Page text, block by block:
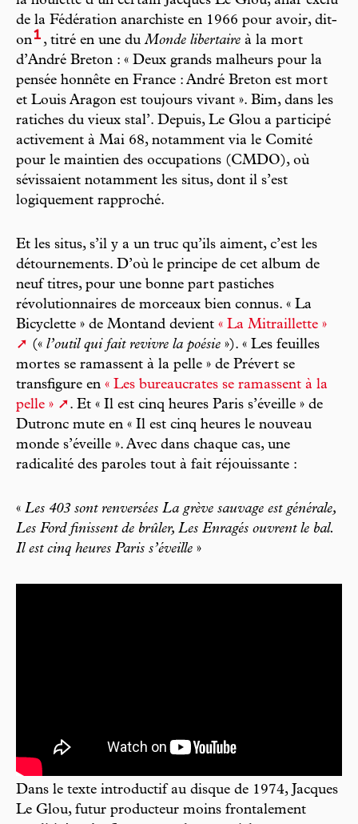
de la Fédération anarchiste en 1966 pour avoir, dit-
on1 , titré en une duMonde libertaire à la mort
d’André Breton : « Deux grands malheurs pour la
pensée honnête en France : André Breton est mort
et Louis Aragon est toujours vivant ». Bim, dans les
ratiches du vieux stal’. Depuis, Le Glou a participé
activement à Mai 68, notamment via le Comité
pour le maintien des occupations (CMDO), où
sévissaient notamment les situs, dont il s’est
logiquement rapproché.
Et les situs, s’il y a un truc qu’ils aiment, c’est les
détournements. D’où le principe de cet album de
neuf titres, pour une bonne part pastiches
révolutionnaires de morceaux bien connus. « La
Bicyclette » de Montand devient « La Mitraillette »
(« l’outil qui fait revivre la poésie »). « Les feuilles
mortes se ramassent à la pelle » de Prévert se
transfigure en « Les bureaucrates se ramassent à la
pelle »
. Et « Il est cinq heures Paris s’éveille » de
Dutronc mute en « Il est cinq heures le nouveau
monde s’éveille ». Avec dans chaque cas, une
radicalité des paroles tout à fait réjouissante :
« Les 403 sont renversées La grève sauvage est générale,
Les Ford finissent de brûler, Les Enragés ouvrent le bal.
Il est cinq heures Paris s’éveille »
Dans le texte introductif au disque de 1974, Jacques
Le Glou, futur producteur moins frontalement